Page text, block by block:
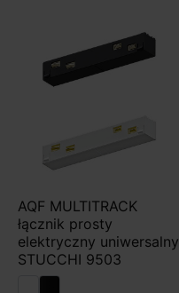
AQF MULTITRACK
łącznik prosty
elektryczny uniwersalny
STUCCHI 9503